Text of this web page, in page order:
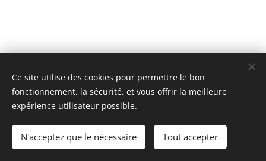
France : +33 641 67 41 75
CGV| Politique de confidentialité Cookies
Português brasileiro
Français American English
Ce site utilise des cookies pour permettre le bon
fonctionnement, la sécurité, et vous offrir la meilleure
expérience utilisateur possible.
N'acceptez que le nécessaire Tout accepter